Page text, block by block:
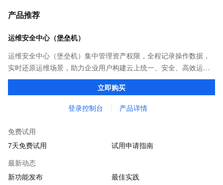
产品推荐
运维安全中心（堡垒机）
运维安全中心（堡垒机）集中管理资产权限，全程记录操作数据，
实时还原运维场景，助力企业用户构建云上统一、安全、高效运维
通道；保障云端运维工作权限可管控、操作可审计、合规可遵从。
立即购买
登录控制台 产品详情
免费试用
7天免费试用
试用申请指南
最新动态
新功能发布
最佳实践